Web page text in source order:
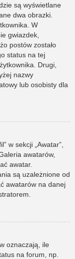
są wyświetlane
dwa obrazki.
W
gwiazdek,
postów zostało
status na tej
Drugi,
nazwy
lub osobisty dla
w sekcji „Awatar”,
awatarów,
awatar.
są uzależnione od
awatarów na danej
oznaczają, ile
na forum, np.